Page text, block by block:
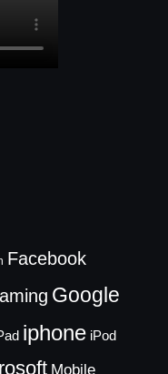
Facebook
Google
iphone iPod
Mobile